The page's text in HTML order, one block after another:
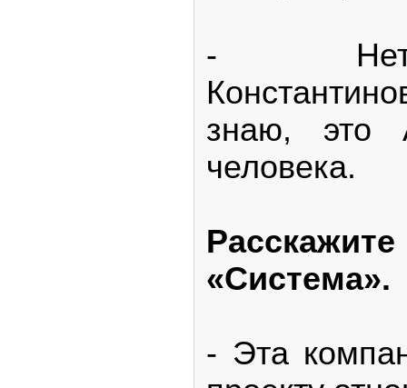
- Нет.
знаю, это
человека.
«Система».
- Эта